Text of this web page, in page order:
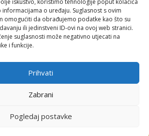
o uređaju. Suglasnost s ovim
omogućiti da obrađujemo podatke kao što su
ili jedinstveni ID-ovi na ovoj web stranici.
suglasnosti može negativno utjecati na
i funkcije.
Prihvati
Zabrani
Pogledaj postavke
enorm kleine Oculus genau so wie
nachfolgende Bildschärfe, zwar
Momentaufnahme ist recht
keine ruhenden Gegenstände hatten,
nach aktiven Augenbewegungen
Schnappschuss in ihr Retina dadurch
dies starr wird. Das Krötenauge besitzt
hat, doch nachfolgende
blaumachen. Nur konnte diese darüber